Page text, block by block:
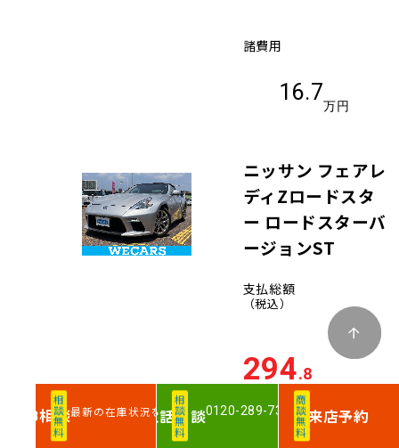
諸費用
16.7
万円
ニッサン フェアレ
ディZロードスタ
ー ロードスターバ
ージョンST
支払総額
（税込）
294.8
車両価格
相談無料
WEB相談最新の在庫状況を確認
相談無料
電話相談0120-289-733 商談無料来店予約